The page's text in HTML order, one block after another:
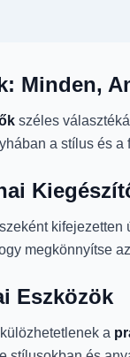
Minden,
széles
a stílus és
megkönnyítse
Eszközök
a